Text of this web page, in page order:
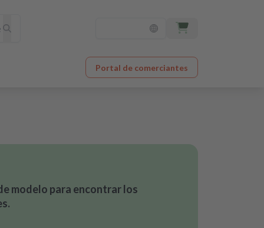
Portal de comerciantes
modelo para encontrar los